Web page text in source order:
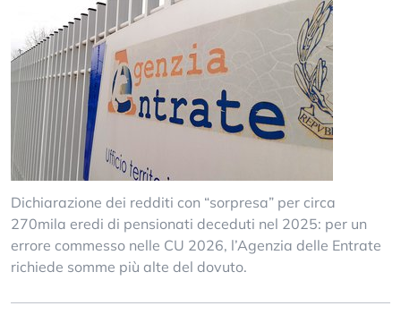
Dichiarazione dei redditi con “sorpresa” per circa
270mila eredi di pensionati deceduti nel 2025: per un
errore commesso nelle CU 2026, l’Agenzia delle Entrate
richiede somme più alte del dovuto.